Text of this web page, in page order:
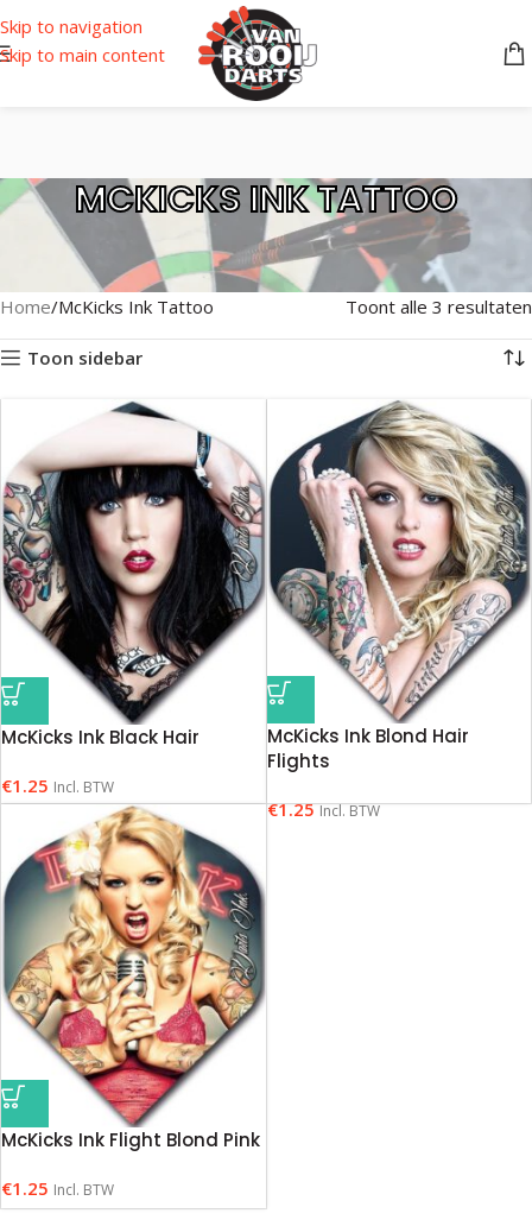
Skip to navigation
Skip to main content
MCKICKS INK TATTOO
Home McKicks Ink Tattoo Toont alle 3 resultaten
Toon sidebar
McKicks Ink Black Hair
€1.25 Incl. BTW
McKicks Ink Blond Hair
Flights
€1.25 Incl. BTW
McKicks Ink Flight Blond Pink
€1.25 Incl. BTW